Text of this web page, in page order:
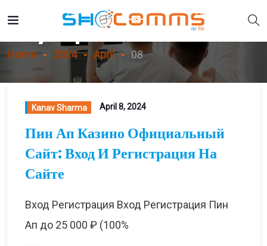
Day: April 8, 2024
Home 2024 April 08
Kanav Sharma April 8, 2024
Пин Ап Казино Официальный
Сайт: Вход И Регистрация На
Сайте
Вход Регистрация Вход Регистрация Пин
Ап до 25 000 ₽ (100%